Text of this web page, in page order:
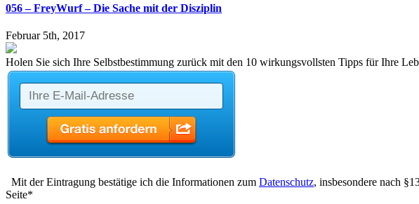
056 – FreyWurf – Die Sache mit der Disziplin
Februar 5th, 2017
Holen Sie sich Ihre Selbstbestimmung zurück mit den 10 wirkungsvollsten Tipps für Ihre
Mit der Eintragung bestätige ich die Informationen zum Datenschutz, insbesondere nach
Seite*